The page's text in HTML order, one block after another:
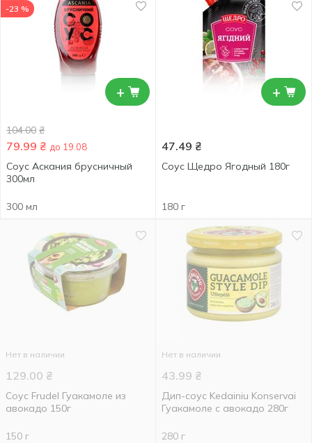
+
-23 %
104.00 ₴
79.99 ₴ до 19.08
Соус Аскания брусничный
300мл
300 мл
+
47.49 ₴
Соус Щедро Ягодный 180г
180 г
Нет в наличии
129.00 ₴
Соус Frudel Гуакамоле из
авокадо 150г
150 г
Нет в наличии
43.99 ₴
Дип-соус Kedainiu Konservai
Гуакамоле с авокадо 280г
280 г